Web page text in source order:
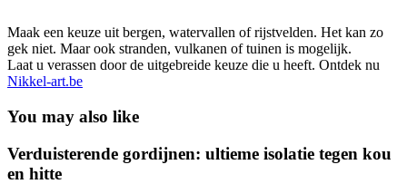
Maak een keuze uit bergen, watervallen of rijstvelden. Het kan zo
gek niet. Maar ook stranden, vulkanen of tuinen is mogelijk.
Laat u verassen door de uitgebreide keuze die u heeft. Ontdek nu
Nikkel-art.be
You may also like
Verduisterende gordijnen: ultieme isolatie tegen kou
en hitte